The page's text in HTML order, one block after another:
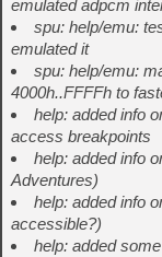
emulated adpcm
spu: help/emu:
emulated it
spu: help/emu:
4000h..FFFFh to
help: added info
access breakpoints
help: added info
Adventures)
help: added info
accessible?)
help: added